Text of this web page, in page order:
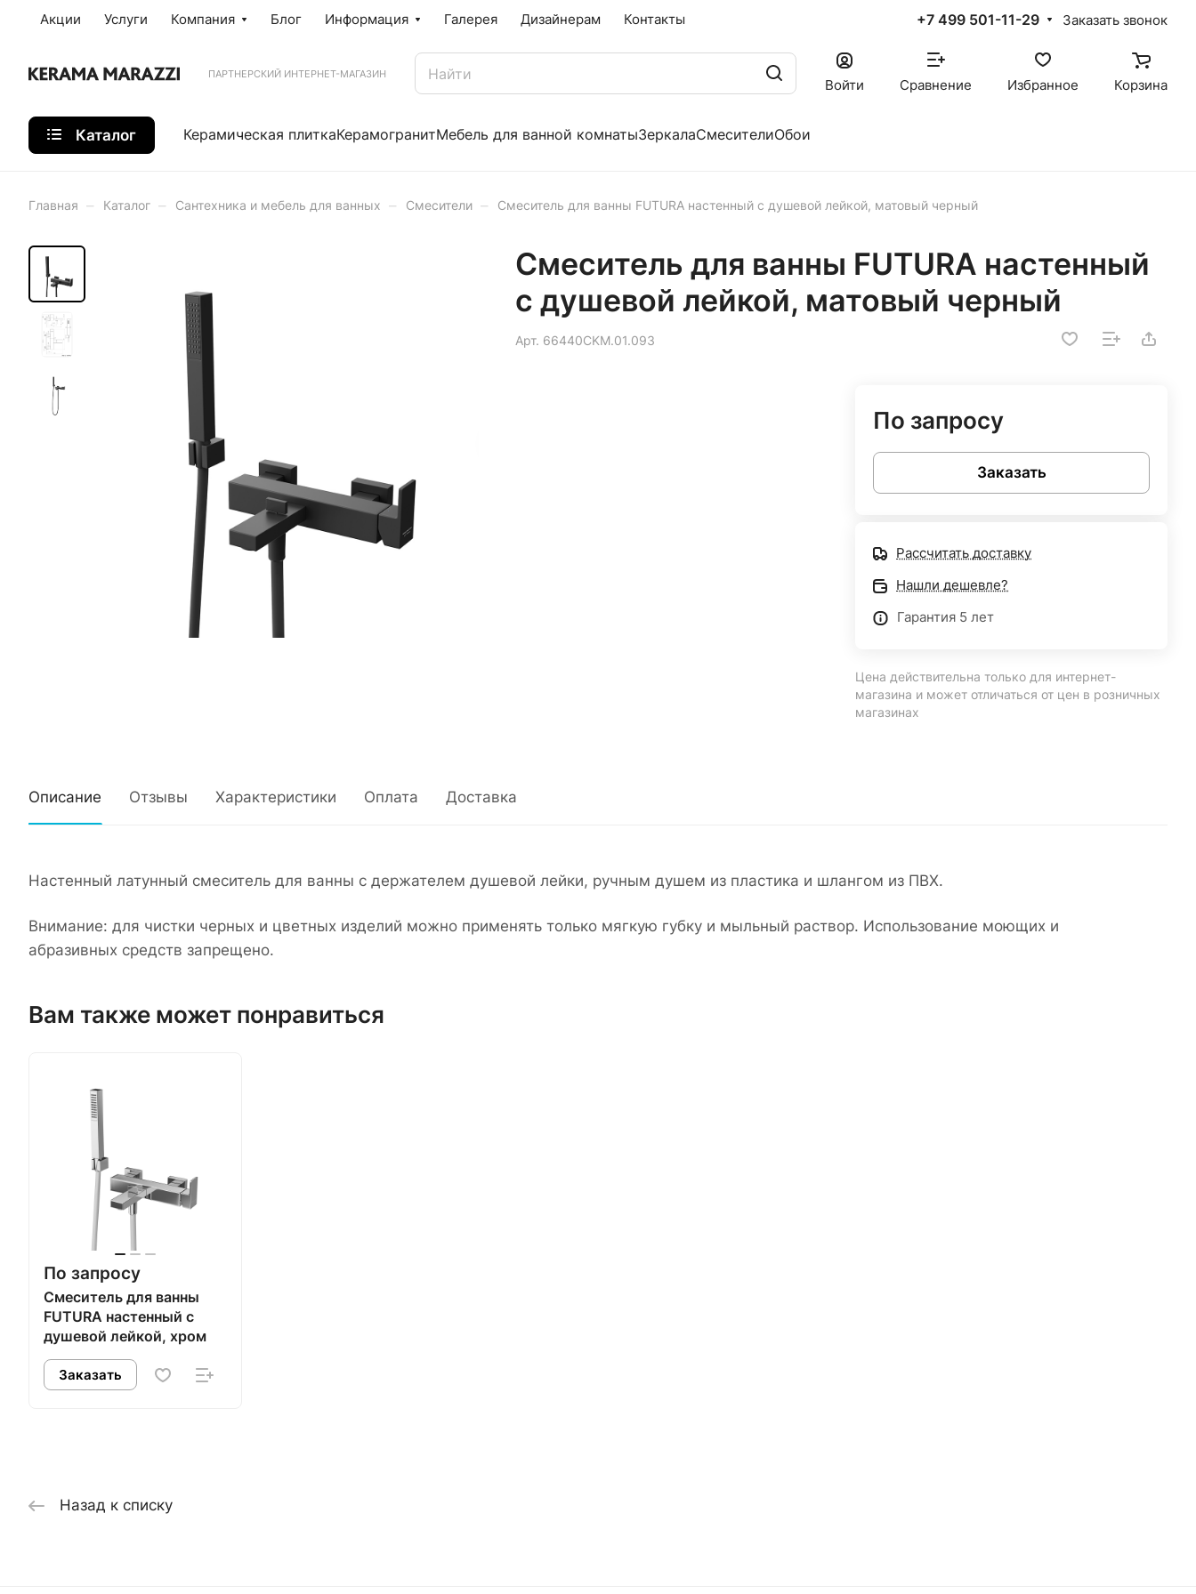
Акции Услуги Компания Блог Информация Галерея Дизайнерам Контакты +7 499 501-11-29 Заказать звонок
ПАРТНЕРСКИЙ ИНТЕРНЕТ-МАГАЗИН
Войти Сравнение Избранное Корзина
Каталог Керамическая плиткаКерамогранитМебель для ванной комнатыЗеркалаСмесителиОбои
Главная – Каталог – Сантехника и мебель для ванных – Смесители – Смеситель для ванны FUTURA настенный с душевой лейкой, матовый черный
Смеситель для ванны FUTURA настенный
с душевой лейкой, матовый черный
Арт. 66440CKM.01.093
По запросу
Заказать
Рассчитать доставку
Нашли дешевле?
Гарантия 5 лет
Цена действительна только для интернет-
магазина и может отличаться от цен в розничных
магазинах
Описание Отзывы Характеристики Оплата Доставка
Настенный латунный смеситель для ванны с держателем душевой лейки, ручным душем из пластика и шлангом из ПВХ.
Внимание: для чистки черных и цветных изделий можно применять только мягкую губку и мыльный раствор. Использование моющих и
абразивных средств запрещено.
Вам также может понравиться
По запросу
Смеситель для ванны
FUTURA настенный с
душевой лейкой, хром
Заказать
Назад к списку